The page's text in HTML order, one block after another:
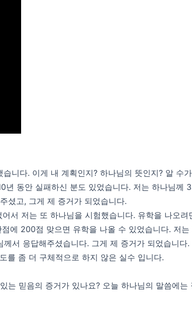
니다. 이게 내 계획인지? 하나님의 뜻인지? 알 수
동안 실패하신 분도 있었습니다. 저는 하나님께
셨고, 그게 제 증거가 되었습니다.
서 저는 또 하나님을 시험했습니다. 유학을 나오
에 200점 맞으면 유학을 나올 수 있었습니다. 저
서 응답해주셨습니다. 그게 제 증거가 되었습니다
를 좀 더 구체적으로 하지 않은 실수 입니다.
믿음의 증거가 있나요? 오늘 하나님의 말씀에는